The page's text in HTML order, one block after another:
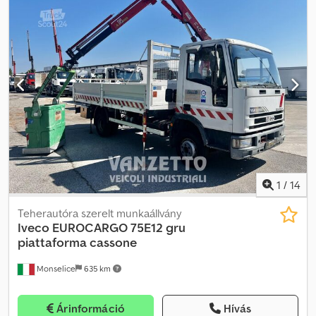
4x2 * Emelőkosaras munkagép - teherautóra szerelt munkaállvány
* 15 000 km * Üzemóra: 1 465 h * 6 hengeres soros dízelmotor *
Lökettérfogat: 6 871 cm³ * Teljesítmény: 198 kW (270 LE) * Kézi
sebességváltó * Ülőhely: 3 fő * Teljes laprugós felfüggesztés *
Munkaállvány emelőkosárral * 4 hidraulikus kitámasztó * Típus:
DLK 23-12 * Mentési magasság: 23 m * Névleges kinyúlás: 12 m *
Létra hossza: kb. 30 m (kitolva) * Személyzet: 1/2 vagy 1/8 alváz
függvényében * Saját tömeg: kb. 15 000–16 000 kg *
Megengedett össztömeg: ~16 000 kg * Kosár teherbírása:
általában 270 kg * (3 fő + felszerelés) * Kitámasztási szélesség: kb.
5,3 m – 5,8 m * Szállítási magasság (menetre kész): kb. 3,2 m *
Szállítási hossz: kb. 10 m * TÜV vizsgával * Gyártási év: 1995
1 / 14
Monselice 635 km
Teherautóra szerelt munkaállvány
Iveco EUROCARGO 75E12 gru
piattaforma cassone
Árinformáció Hívás